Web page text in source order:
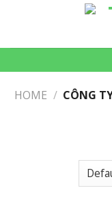
HOME / CÔNG